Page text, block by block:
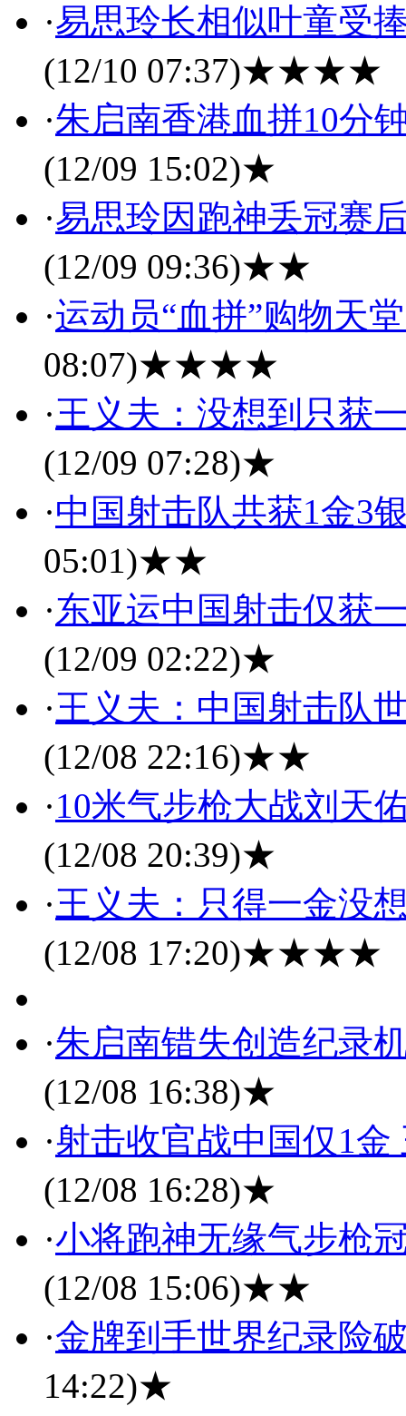
·易思玲长相似叶童受
(12/10 07:37)★★★★
·朱启南香港血拼10分
(12/09 15:02)★
·易思玲因跑神丢冠赛
(12/09 09:36)★★
·运动员“血拼”购物天
08:07)★★★★
·王义夫：没想到只获
(12/09 07:28)★
·中国射击队共获1金3
05:01)★★
·东亚运中国射击仅获
(12/09 02:22)★
·王义夫：中国射击队
(12/08 22:16)★★
·10米气步枪大战刘天
(12/08 20:39)★
·王义夫：只得一金没
(12/08 17:20)★★★★
·朱启南错失创造纪录
(12/08 16:38)★
·射击收官战中国仅1
(12/08 16:28)★
·小将跑神无缘气步枪
(12/08 15:06)★★
·金牌到手世界纪录险
14:22)★